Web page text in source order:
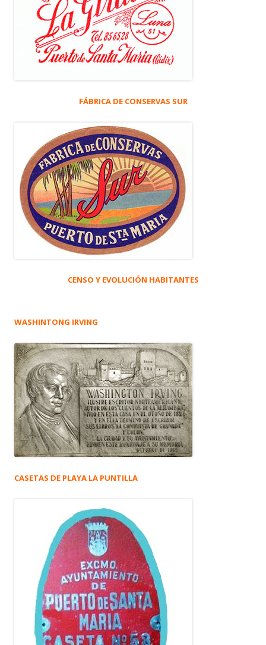
FÁBRICA DE CONSERVAS SUR
CENSO Y EVOLUCIÓN HABITANTES
WASHINTONG IRVING
CASETAS DE PLAYA LA PUNTILLA